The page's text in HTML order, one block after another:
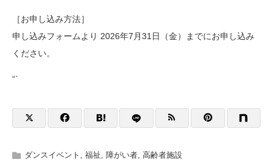
［お申し込み方法］
申し込みフォームより 2026年7月31日（金）までにお申し込み
ください。
“`
ダンスイベント 福祉 障がい者 高齢者施設